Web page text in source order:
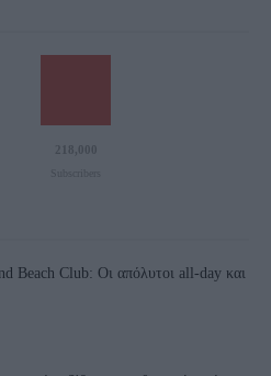
218,000
Beach Club: Οι απόλυτοι all-day και